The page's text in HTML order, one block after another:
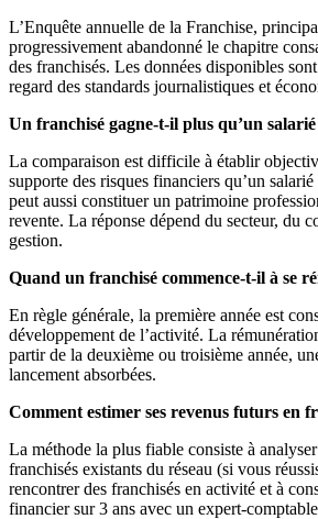
L’Enquête annuelle de la Franchise,
progressivement abandonné le chapitre
des franchisés. Les données disponibles
regard des standards journalistiques et
Un franchisé gagne-t-il plus qu’un salarié
La comparaison est difficile à établir
supporte des risques financiers qu’un salarié
peut aussi constituer un patrimoine
revente. La réponse dépend du secteur, du
gestion.
Quand un franchisé commence-t-il à se
En règle générale, la première année est
développement de l’activité. La
partir de la deuxième ou troisième année,
lancement absorbées.
Comment estimer ses revenus futurs en
La méthode la plus fiable consiste à
franchisés existants du réseau (si vous
rencontrer des franchisés en activité et à
financier sur 3 ans avec un expert-